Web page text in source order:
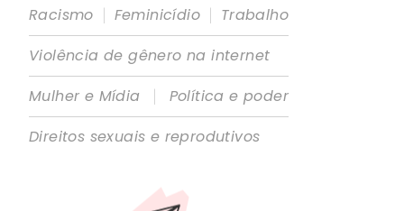
Racismo | Feminicídio | Trabalho
Violência de gênero na internet
Mulher e Mídia
|
Política e poder
Direitos sexuais e reprodutivos